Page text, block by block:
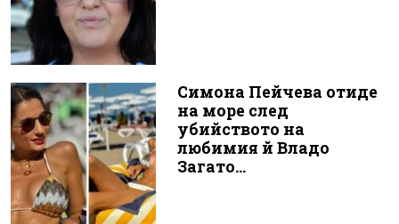
Симона Пейчева отиде
на море след
убийството на
любимия й Владо
Загато...